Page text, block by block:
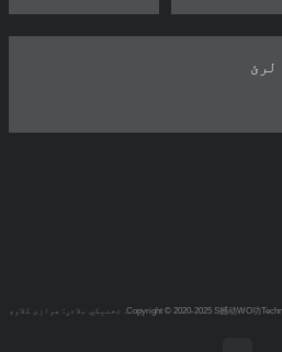
Copyright © 2020-2025 S撼动WO功 تخنیکي ملاتړ: هوازی کلاوډ